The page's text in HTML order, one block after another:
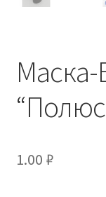
Маска-
1.00 ₽